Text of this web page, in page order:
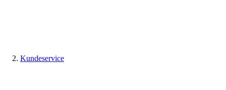
Kundeservice